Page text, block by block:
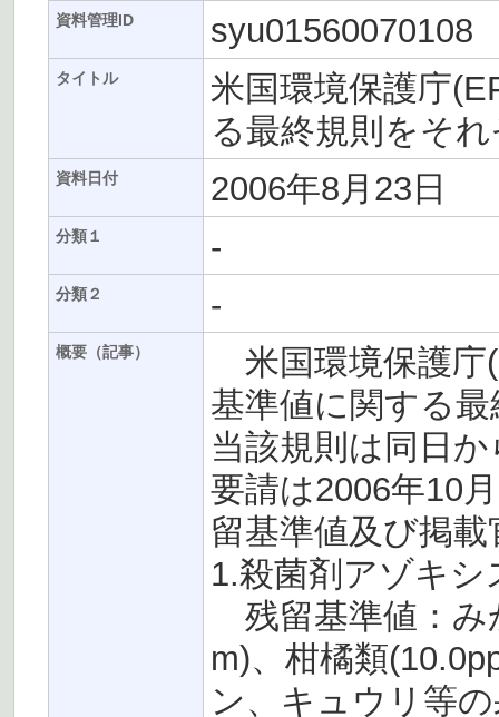
資料管理ID syu01560070108
タイトル
米国環境保護庁
る最終規則をそ
資料日付 2006年8月23日
分類１ -
分類２ -
概要（記事）
米国環境保護庁
基準値に関する
当該規則は同日
要請は2006年10
留基準値及び掲
1.殺菌剤アゾキ
残留基準値：み
m)、柑橘類
ン、キュウリ等